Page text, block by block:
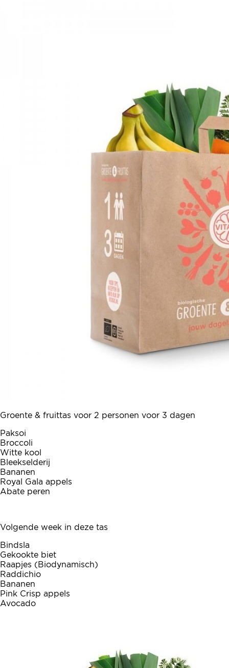
Groente & fruittas voor 2 personen voor 3 dagen
Paksoi
Broccoli
Witte kool
Bleekselderij
Bananen
Royal Gala appels
Abate peren
Volgende week in deze tas
Bindsla
Gekookte biet
Raapjes (Biodynamisch)
Raddichio
Bananen
Pink Crisp appels
Avocado